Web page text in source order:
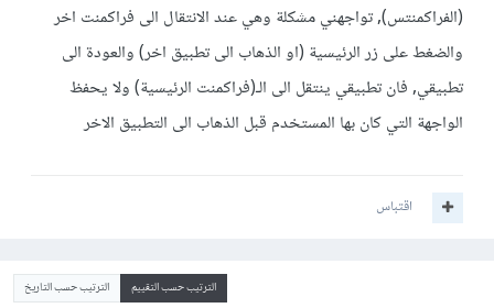
(الفراكمنتس), تواجهني مشكلة وهي عند الانتقال الى فراكمنت اخر
والضغط على زر الرئيسية (او الذهاب الى تطبيق اخر) والعودة الى
تطبيقي, فان تطبيقي ينتقل الى الـ(فراكمنت الرئيسية) ولا يحفظ
الواجهة التي كان بها المستخدم قبل الذهاب الى التطبيق الاخر
اقتباس
الترتيب حسب التقييم الترتيب حسب التاريخ